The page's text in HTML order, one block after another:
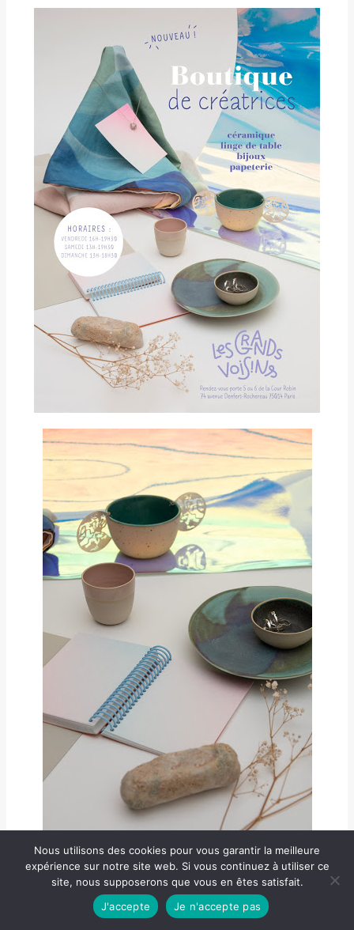
Informations pratiques :
Nous utilisons des cookies pour vous garantir la meilleure
expérience sur notre site web. Si vous continuez à utiliser ce
site, nous supposerons que vous en êtes satisfait.
J'accepte
Je n'accepte pas